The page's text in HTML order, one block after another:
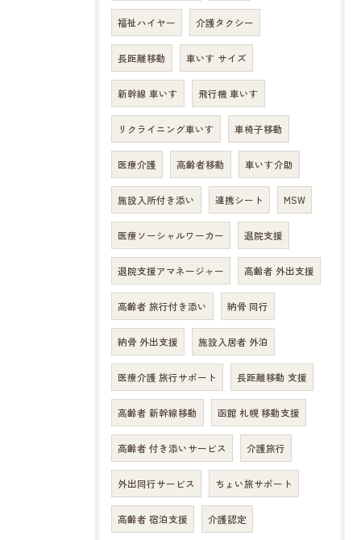
福祉ハイヤー 介護タクシー
長距離移動 車いす サイズ
新幹線 車いす 飛行機 車いす
リクライニング車いす 車椅子移動
医療介護 高齢者移動 車いす介助
施設入所付き添い 連携シート MSW
医療ソーシャルワーカー 退院支援
退院支援アマネージャー 高齢者 外出支援
高齢者 旅行付き添い 納骨 同行
納骨 外出支援 施設入居者 外泊
医療介護 旅行サポート 長距離移動 支援
高齢者 新幹線移動 函館 札幌 移動支援
高齢者 付き添いサービス 介護旅行
外出同行サービス ちょい旅サポート
高齢者 宿泊支援 介護認定